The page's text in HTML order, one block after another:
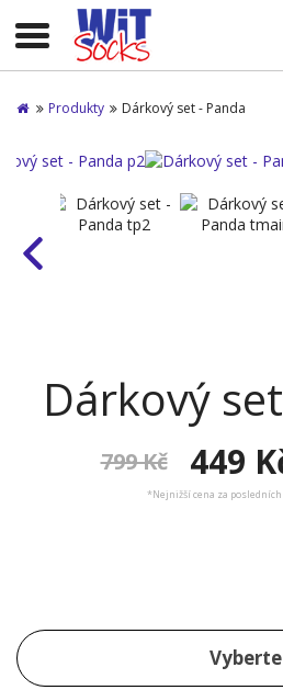
Produkty Dárkový set - Panda
Dárkový
799 Kč 449
*Nejnižší cena za posledních
Vyberte